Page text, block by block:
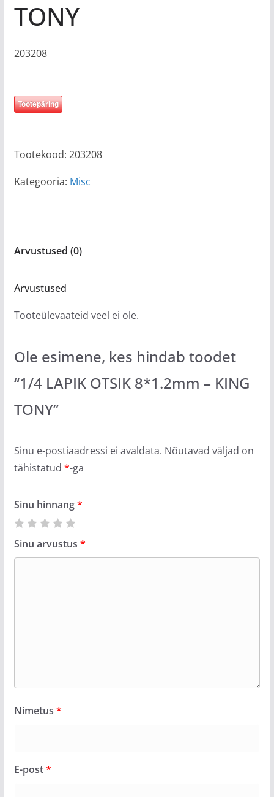
TONY
203208
Tootepäring
Tootekood: 203208
Kategooria: Misc
Arvustused (0)
Arvustused
Tooteülevaateid veel ei ole.
Ole esimene, kes hindab toodet
“1/4 LAPIK OTSIK 8*1.2mm – KING
TONY”
Sinu e-postiaadressi ei avaldata. Nõutavad väljad on
tähistatud *-ga
Sinu hinnang*
Sinu arvustus *
Nimetus *
E-post*